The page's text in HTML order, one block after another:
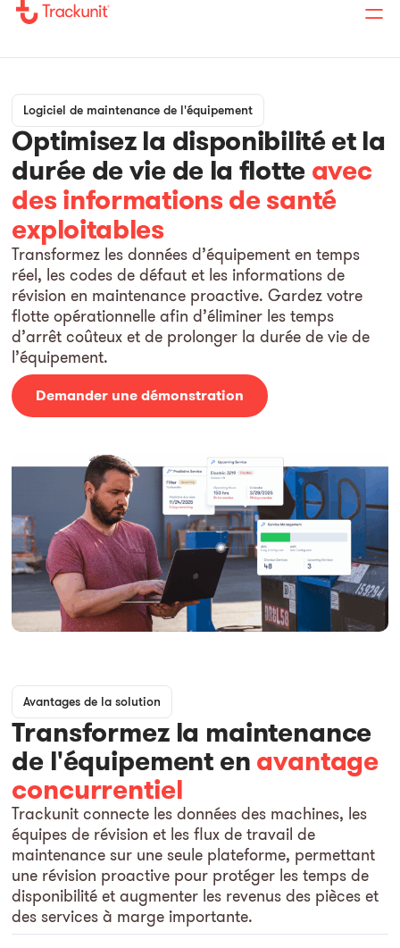
Logiciel de maintenance de l'équipement
Optimisez la disponibilité et la
durée de vie de la flotteavec
des informations de santé
exploitables
Transformez les données d’équipement en temps
réel, les codes de défaut et les informations de
révision en maintenance proactive. Gardez votre
flotte opérationnelle afin d’éliminer les temps
d’arrêt coûteux et de prolonger la durée de vie de
l’équipement.
Demander une démonstration
Avantages de la solution
Transformez la maintenance
de l'équipement enavantage
concurrentiel
Trackunit connecte les données des machines, les
équipes de révision et les flux de travail de
maintenance sur une seule plateforme, permettant
une révision proactive pour protéger les temps de
disponibilité et augmenter les revenus des pièces et
des services à marge importante.